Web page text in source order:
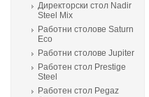
Директорски стол Nadir
Steel Mix
Работни столове Saturn
Eco
Работни столове Jupiter
Работен стол Prestige
Steel
Работен стол Pegaz